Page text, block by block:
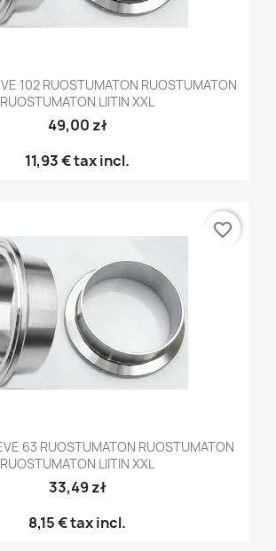
102 RUOSTUMATON RUOSTUMATON
RUOSTUMATON LIITIN XXL
49,00 zł
11,93 €tax incl.
63 RUOSTUMATON RUOSTUMATON
RUOSTUMATON LIITIN XXL
33,49 zł
8,15 €tax incl.
favorite_border